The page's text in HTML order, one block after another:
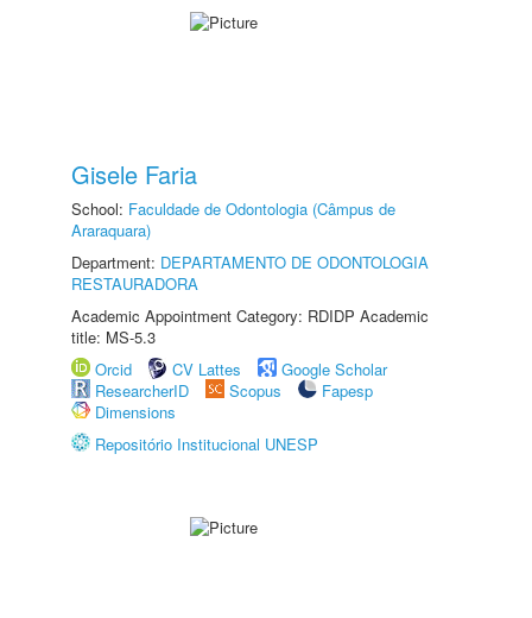
Gisele Faria
School: Faculdade de Odontologia (Câmpus de
Araraquara)
Department: DEPARTAMENTO DE ODONTOLOGIA
RESTAURADORA
Academic Appointment Category: RDIDP Academic
title: MS-5.3
Orcid
CV Lattes
Google Scholar
ResearcherID
Scopus
Fapesp
Dimensions
Repositório Institucional UNESP